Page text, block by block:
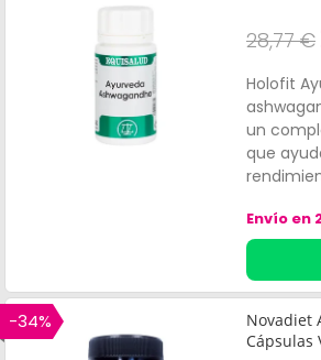
28,77 €
Holofit
un
que
posee
cansacio
indicado
de
elevado.
Envío en
-34%
Novadiet
Cápsulas